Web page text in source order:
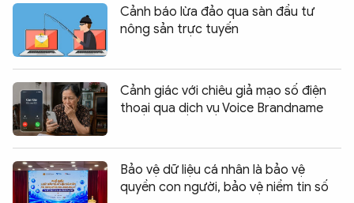
Cảnh báo lừa đảo qua sàn đầu tư
nông sản trực tuyến
Cảnh giác với chiêu giả mạo số điện
thoại qua dịch vụ Voice Brandname
Bảo vệ dữ liệu cá nhân là bảo vệ
quyền con người, bảo vệ niềm tin số